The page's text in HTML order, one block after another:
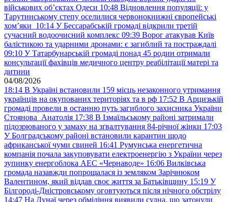
військових обʼєктах Одеси 10:48 Відновлення популяції: у
Тарутинському степу оселилися червонокнижні європейські
хом’яки 10:14 У Бессарабській громаді відкрили третій
сучасний водоочисний комплекс 09:39 Ворог атакував Київ
балістикою та ударними дронами: є загиблий та постраждалі
09:10 У Татарбунарській громаді понад 45 родин отримали
консультації фахівців медичного центру реабілітації матері та
дитини
04/08/2026
18:14 В Україні встановили 159 місць незаконного утримання
українців на окупованих територіях та в рф 17:52 В Арцизькій
громаді провели в останню путь загиблого захисника України
Стоянова Анатолія 17:38 В Ізмаїльському районі затримали
підозрюваного у замаху на зґвалтування 84-річної жінки 17:03
У Болградському районі встановили карантин щодо
африканської чуми свиней 16:41 Румунська енергетична
компанія почала закуповувати електроенергію з України через
зупинку енергоблока АЕС «Чернаводе» 16:06 Вилківська
громада назавжди попрощалася із земляком Зарічнюком
Валентином, який віддав своє життя за Батьківщину 15:19 У
Білгороді-Дністровському оговтуються після нічного обстрілу
14:47 На Дунаї через обміління виявили судна, що затонули